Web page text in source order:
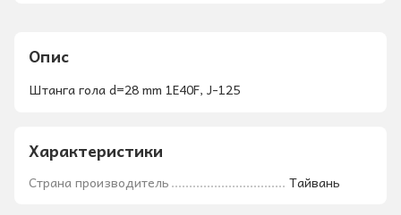
Опис
Штанга гола d=28 mm 1E40F, J-125
Характеристики
Страна производитель Тайвань